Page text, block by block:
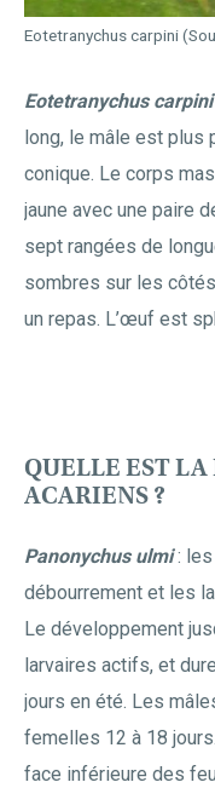
Eotetranychus carpini
long, le mâle est plus
conique. Le corps
jaune avec une paire
sept rangées de
sombres sur les
un repas. L’œuf est
Eotetranychus carpini
QUELLE EST
ACARIENS ?
Panonychus ulmi: les
débourrement et les
Le développement
larvaires actifs, et
jours en été. Les
femelles 12 à 18
face inférieure des